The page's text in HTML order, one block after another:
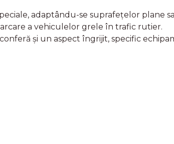
adaptându-se suprafețelor plane
a vehiculelor grele în trafic rutier.
și un aspect îngrijit, specific